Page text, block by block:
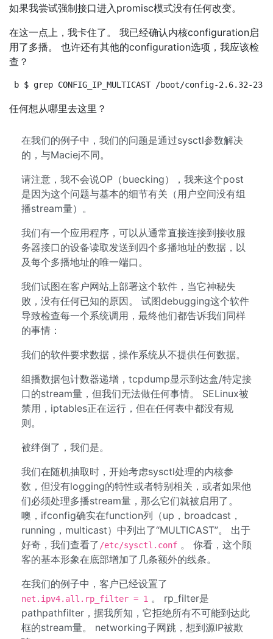
如果我尝试强制接口进入promisc模式没有任何改变。
在这一点上，我卡住了。 我已经确认内核configuration启
用了多播。 也许还有其他的configuration选项，我应该检
查？
b $ grep CONFIG_IP_MULTICAST /boot/config-2.6.32-23-
任何想从哪里去这里？
在我们的例子中，我们的问题是通过sysctl参数解决
的，与Maciej不同。
请注意，我不会说OP（buecking），我来这个post
是因为这个问题与基本的细节有关（用户空间没有组
播stream量）。
我们有一个应用程序，可以从通常直接连接到接收服
务器接口的设备读取发送到四个多播地址的数据，以
及每个多播地址的唯一端口。
我们试图在客户网站上部署这个软件，当它神秘失
败，没有任何已知的原因。 试图debugging这个软件
导致检查每一个系统调用，最终他们都告诉我们同样
的事情：
我们的软件要求数据，操作系统从不提供任何数据。
组播数据包计数器递增，tcpdump显示到达盒/特定接
口的stream量，但我们无法做任何事情。 SELinux被
禁用，iptables正在运行，但在任何表中都没有规
则。
被绊倒了，我们是。
我们在随机抽取时，开始考虑sysctl处理的内核参
数，但没有logging的特性或者特别相关，或者如果他
们必须处理多播stream量，那么它们就被启用了。
噢，ifconfig确实在function列（up，broadcast，
running，multicast）中列出了“MULTICAST”。 出于
好奇，我们查看了 /etc/sysctl.conf 。 你看，这个顾
客的基本形象在底部增加了几条额外的线条。
在我们的例子中，客户已经设置了
net.ipv4.all.rp_filter = 1 。 rp_filter是
pathpathfilter，据我所知，它拒绝所有不可能到达此
框的stream量。 networking子网跳，想到源IP被欺